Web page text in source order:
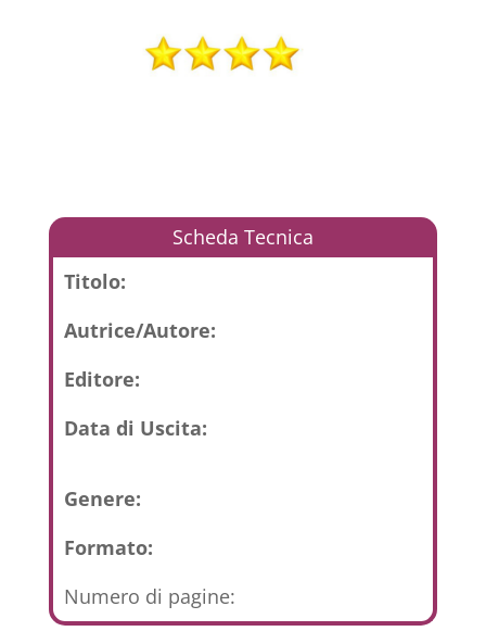
Scheda Tecnica
Titolo:
Autrice/Autore:
Editore:
Data di Uscita:
Genere:
Formato:
Numero di pagine: